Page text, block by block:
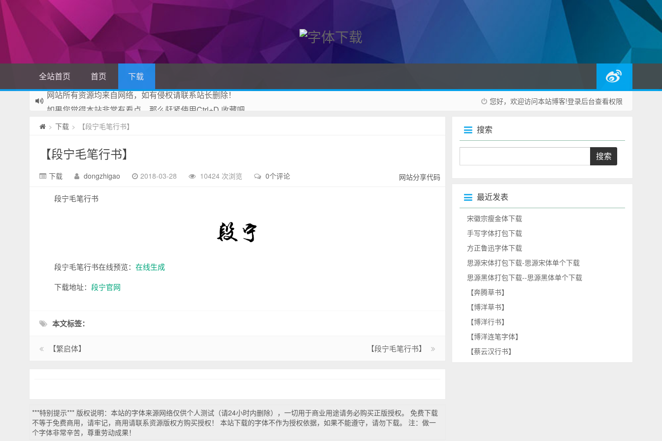
全站首页 首页 下载
您好，欢迎访问本站博客!登录后台查看权限
如果您觉得本站非常有看点，那么赶紧使用Ctrl+D 收藏吧
> 下载 > 【段宁毛笔行书】
【段宁毛笔行书】
下载 dongzhigao 2018-03-28 10424 次浏览 0个评论 网站分享代码
段宁毛笔行书
段宁毛笔行书在线预览： 在线生成
下载地址： 段宁官网
本文标签：
【繁启体】 【段宁毛笔行书】
***特别提示*** 版权说明：本站的字体来源网络仅供个人测试（请24小时内删除），一切用于商业用途请务必购买正版授权。 免费下载
不等于免费商用，请牢记，商用请联系资源版权方购买授权！ 本站下载的字体不作为授权依据，如果不能遵守，请勿下载。 注：做一
个字体非常辛苦，尊重劳动成果！
搜索
最近发表
宋徽宗瘦金体下载
手写字体打包下载
方正鲁迅字体下载
思源宋体打包下载-思源宋体单个下载
思源黑体打包下载--思源黑体单个下载
【奔腾草书】
【博洋草书】
【博洋行书】
【博洋连笔字体】
【蔡云汉行书】